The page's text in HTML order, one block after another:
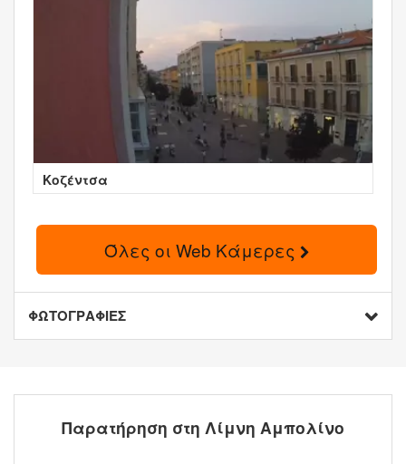
Κοζέντσα
Όλες οι Web Κάμερες
ΦΩΤΟΓΡΑΦΙΕΣ
Παρατήρηση στη Λίμνη Αμπολίνο